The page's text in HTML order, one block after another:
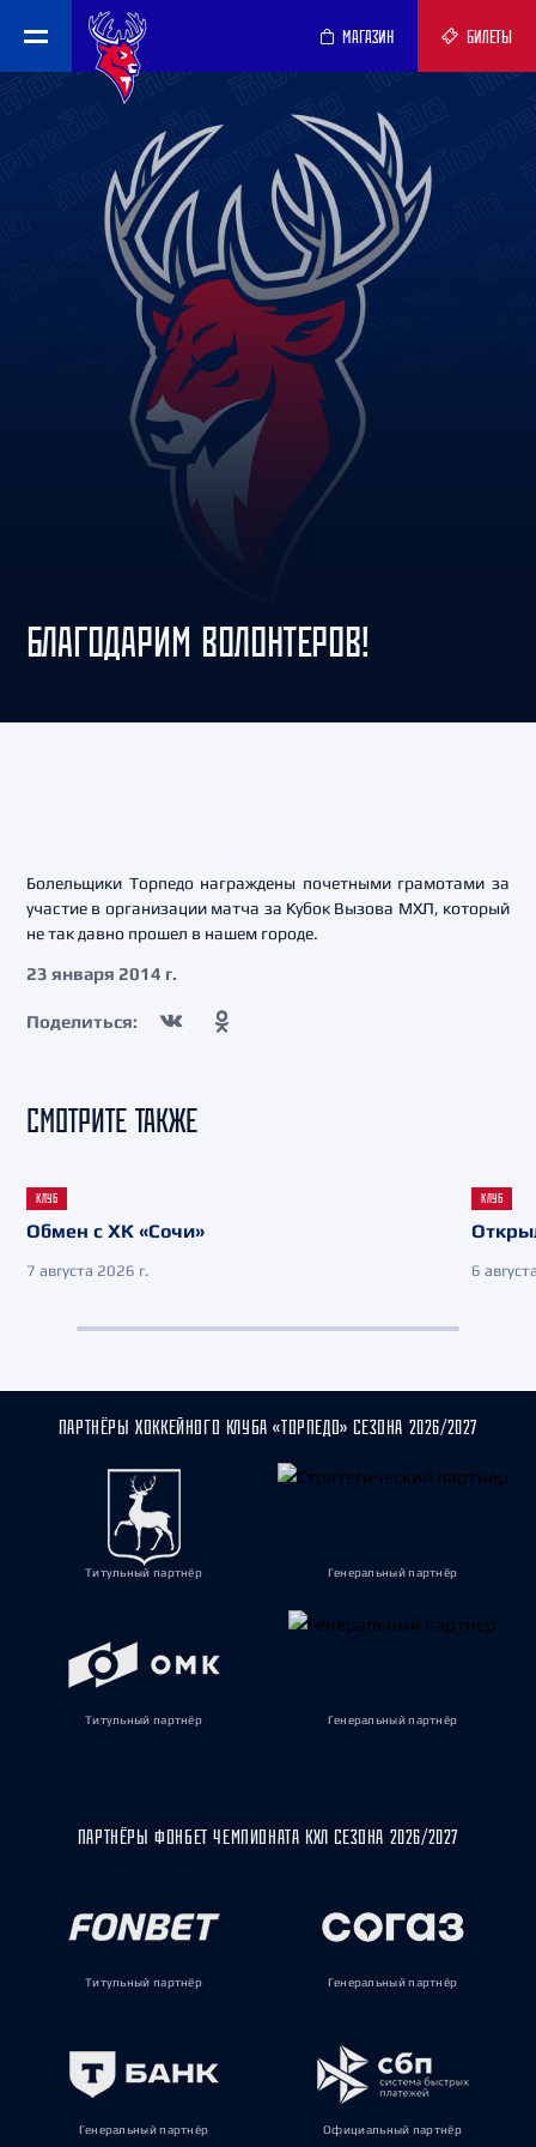
МАГАЗИН БИЛЕТЫ
БЛАГОДАРИМ ВОЛОНТЕРОВ!
Болельщики Торпедо награждены почетными грамотами за
участие в организации матча за Кубок Вызова МХЛ, который
не так давно прошел в нашем городе.
23 января 2014 г.
Поделиться:
СМОТРИТЕ ТАКЖЕ
КЛУБ
Обмен с ХК «Сочи»
7 августа 2026 г.
КЛУБ
6
ПАРТНЁРЫ ХОККЕЙНОГО КЛУБА «ТОРПЕДО» СЕЗОНА 2026/2027
Титульный партнёр Генеральный партнёр
Титульный партнёр Генеральный партнёр
ПАРТНЁРЫ ФОНБЕТ ЧЕМПИОНАТА КХЛ СЕЗОНА 2026/2027
Титульный партнёр Генеральный партнёр
Генеральный партнёр Официальный партнёр